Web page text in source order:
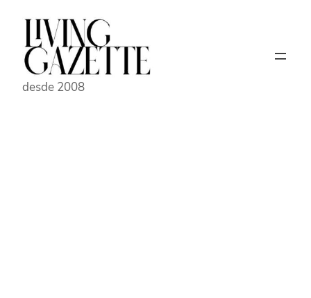
Pular
conteúdo
desde 2008